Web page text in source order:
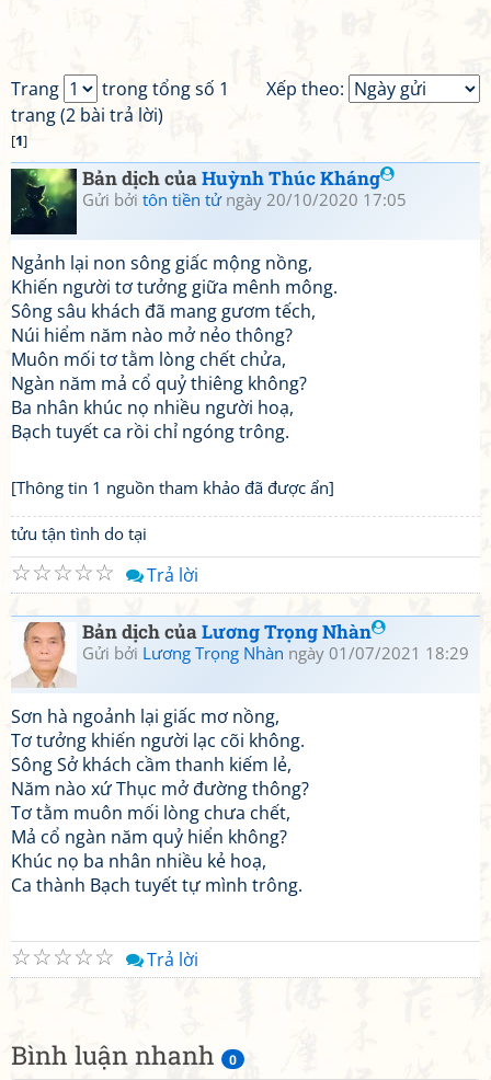
Bình luận nhanh 0
Xếp theo:
Trang
trong tổng số 1
trang (2 bài trả lời)
[1]
Bản dịch củaHuỳnh Thúc Kháng
Gửi bởi tôn tiền tửngày 20/10/2020 17:05
Ngảnh lại non sông giấc mộng nồng,
Khiến người tơ tưởng giữa mênh mông.
Sông sâu khách đã mang gươm tếch,
Núi hiểm năm nào mở nẻo thông?
Muôn mối tơ tằm lòng chết chửa,
Ngàn năm mả cổ quỷ thiêng không?
Ba nhân khúc nọ nhiều người hoạ,
Bạch tuyết ca rồi chỉ ngóng trông.
[Thông tin 1 nguồn tham khảo đã được ẩn]
tửu tận tình do tại
☆
☆
☆
☆
☆ Trả lời
Bản dịch củaLương Trọng Nhàn
Gửi bởi Lương Trọng Nhàn ngày 01/07/2021 18:29
Sơn hà ngoảnh lại giấc mơ nồng,
Tơ tưởng khiến người lạc cõi không.
Sông Sở khách cầm thanh kiếm lẻ,
Năm nào xứ Thục mở đường thông?
Tơ tằm muôn mối lòng chưa chết,
Mả cổ ngàn năm quỷ hiển không?
Khúc nọ ba nhân nhiều kẻ hoạ,
Ca thành Bạch tuyết tự mình trông.
☆
☆
☆
☆
☆ Trả lời